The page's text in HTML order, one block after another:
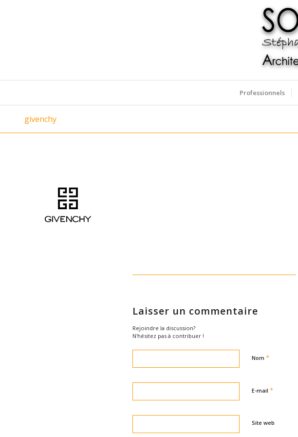
Professionnels
givenchy
Laisser un commentaire
Rejoindre la discussion?
N'hésitez pas à contribuer !
Nom *
E-mail *
Site web